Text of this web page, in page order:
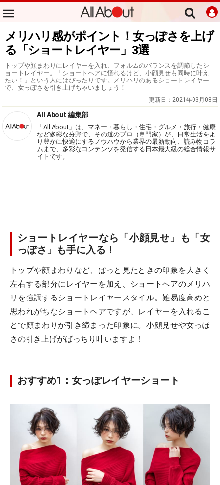
メリハリ感がポイント！女っぽさを上げ
る「ショートレイヤー」3選
トップや顔まわりにレイヤーを入れ、フォルムのバランスを調節したシ
ョートレイヤー。「ショートヘアに憧れるけど、小顔見せも同時に叶え
たい！」という人にはぴったりです。メリハリのあるショートレイヤー
で、女っぽさを引き上げちゃいましょう！
更新日： 2021年03月08日
All About 編集部
「All About」は、マネー・暮らし・住宅・グルメ・旅行・健康
など多彩な分野で、その道のプロ（専門家）が、日常生活をよ
り豊かに快適にするノウハウから業界の最新動向、読み物コラ
ムまで、多彩なコンテンツを発信する日本最大級の総合情報サ
イトです。
ショートレイヤーなら「小顔見せ」も「女
っぽさ」も手に入る！
トップや顔まわりなど、ぱっと見たときの印象を大きく
左右する部分にレイヤーを加え、ショートヘアのメリハ
リを強調するショートレイヤースタイル。難易度高めと
思われがちなショートヘアですが、レイヤーを入れるこ
とで顔まわりが引き締まった印象に。小顔見せや女っぽ
さの引き上げがばっちり叶いますよ！
おすすめ1：女っぽレイヤーショート